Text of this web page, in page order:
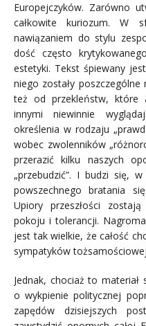
Europejczyków. Zarówno
całkowite kuriozum. W
nawiązaniem do stylu
dość często
estetyki. Tekst śpiewany
niego zostały
też od przekleństw, które
innymi niewinnie
określenia w rodzaju
wobec zwolenników
przerazić kilku naszych
„przebudzić”. I budzi się,
powszechnego bratania
Upiory przeszłości
pokoju i tolerancji.
jest tak wielkie, że całość
sympatyków
Jednak, chociaż to
o wykpienie politycznej
zapędów dzisiejszych